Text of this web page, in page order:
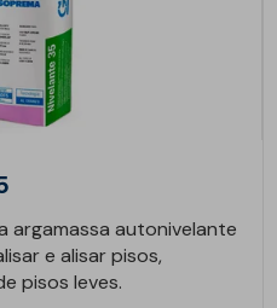
argamassa autonivelante
e alisar pisos,
pisos leves.